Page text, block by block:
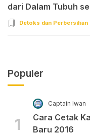
dari Dalam Tubuh
Detoks dan Perbersihan
Populer
1
Captain Iwan
Cara Cetak
Baru 2016